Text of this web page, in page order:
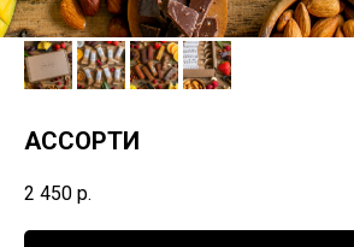
АССОРТИ
2 450 р.